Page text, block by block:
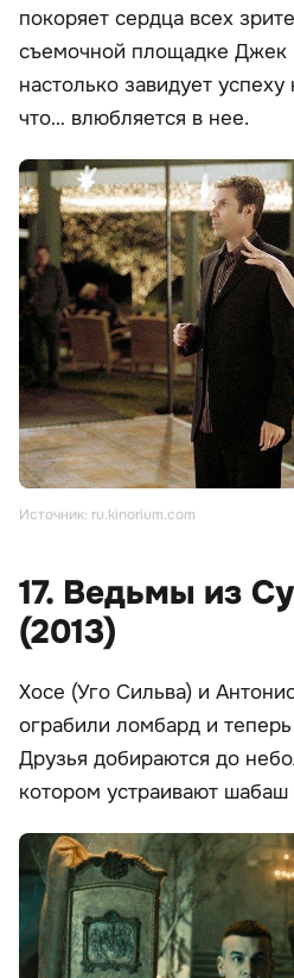
покоряет сердца всех
съемочной площадке Джек
настолько завидует
что… влюбляется в нее.
Источник: ru.kinorium.com
17. Ведьмы из
(2013)
Хосе (Уго Сильва) и
ограбили ломбард и теперь
Друзья добираются до
котором устраивают